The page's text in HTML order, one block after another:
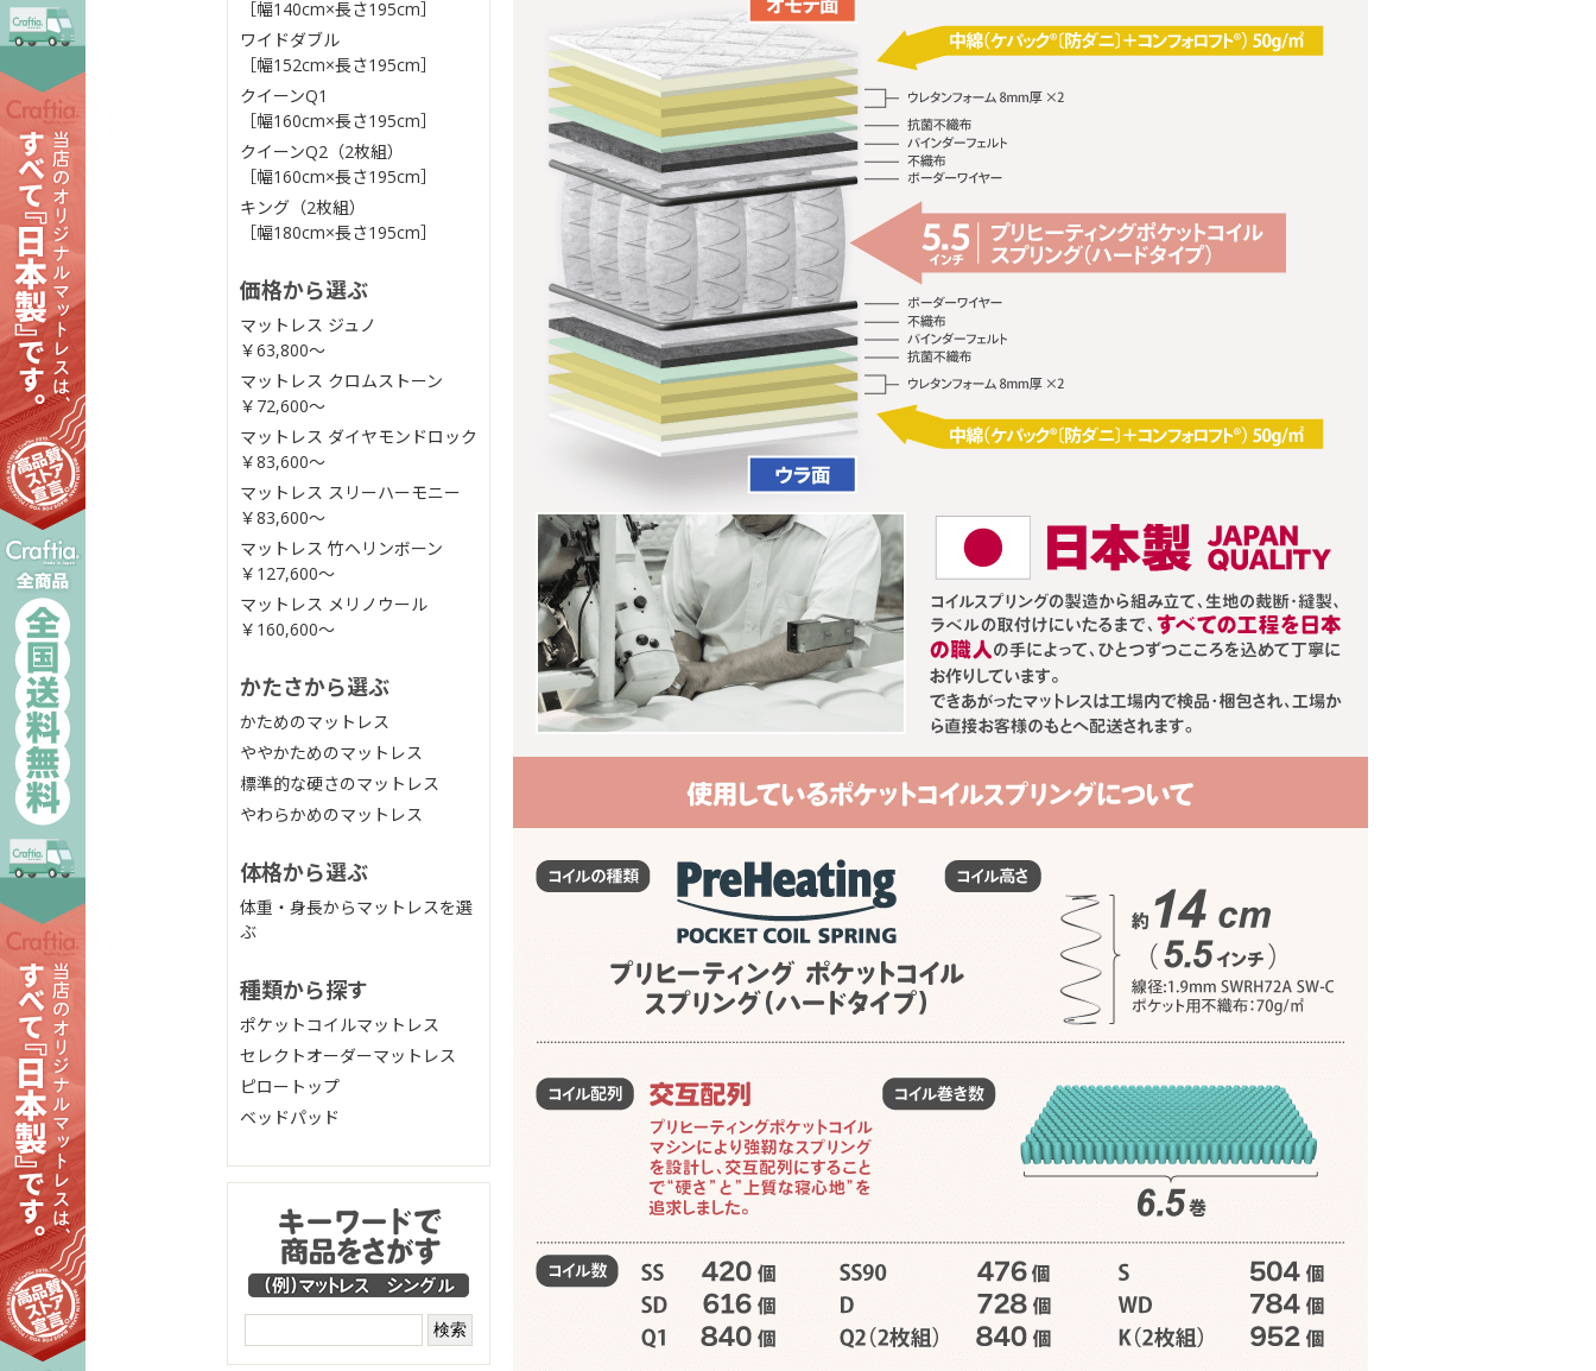
［幅140cm×長さ195cm］
ワイドダブル
［幅152cm×長さ195cm］
クイーンQ1
［幅160cm×長さ195cm］
クイーンQ2（2枚組）
［幅160cm×長さ195cm］
キング（2枚組）
［幅180cm×長さ195cm］
価格から選ぶ
マットレス ジュノ
￥63,800〜
マットレス クロムストーン
￥72,600〜
マットレス ダイヤモンドロック
￥83,600〜
マットレス スリーハーモニー
￥83,600〜
マットレス 竹ヘリンボーン
￥127,600〜
マットレス メリノウール
￥160,600〜
かたさから選ぶ
かためのマットレス
ややかためのマットレス
標準的な硬さのマットレス
やわらかめのマットレス
体格から選ぶ
体重・身長からマットレスを選
ぶ
種類から探す
ポケットコイルマットレス
セレクトオーダーマットレス
ピロートップ
ベッドパッド